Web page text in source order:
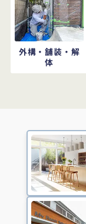
外構・舗装・解
体